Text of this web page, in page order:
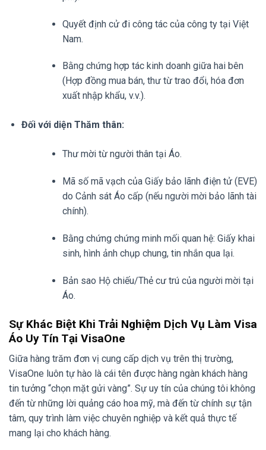
Quyết định cử đi công tác của công ty tại Việt
Nam.
Bằng chứng hợp tác kinh doanh giữa hai bên
(Hợp đồng mua bán, thư từ trao đổi, hóa đơn
xuất nhập khẩu, v.v.).
Đối với diện Thăm thân:
Thư mời từ người thân tại Áo.
Mã số mã vạch của Giấy bảo lãnh điện tử (EVE)
do Cảnh sát Áo cấp (nếu người mời bảo lãnh tài
chính).
Bằng chứng chứng minh mối quan hệ: Giấy khai
sinh, hình ảnh chụp chung, tin nhắn qua lại.
Bản sao Hộ chiếu/Thẻ cư trú của người mời tại
Áo.
Sự Khác Biệt Khi Trải Nghiệm Dịch Vụ Làm Visa
Áo Uy Tín Tại VisaOne
Giữa hàng trăm đơn vị cung cấp dịch vụ trên thị trường,
VisaOne luôn tự hào là cái tên được hàng ngàn khách hàng
tin tưởng “chọn mặt gửi vàng”. Sự uy tín của chúng tôi không
đến từ những lời quảng cáo hoa mỹ, mà đến từ chính sự tận
tâm, quy trình làm việc chuyên nghiệp và kết quả thực tế
mang lại cho khách hàng.